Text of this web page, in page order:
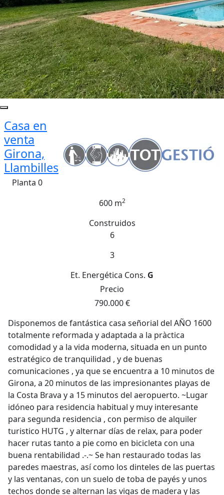
Casa en
venta
Girona,
Llambilles
Planta 0
600 m2
Construidos
6
3
Et. Energética Cons. G
Precio
790.000 €
Disponemos de fantástica casa señorial del AÑO 1600
totalmente reformada y adaptada a la pràctica
comodidad y a la vida moderna, situada en un punto
estratégico de tranquilidad , y de buenas
comunicaciones , ya que se encuentra a 10 minutos de
Girona, a 20 minutos de las impresionantes playas de
la Costa Brava y a 15 minutos del aeropuerto. ~Lugar
idóneo para residencia habitual y muy interesante
para segunda residencia , con permiso de alquiler
turistico HUTG , y alternar días de relax, para poder
hacer rutas tanto a pie como en bicicleta con una
buena rentabilidad .-.~ Se han restaurado todas las
paredes maestras, así como los dinteles de las puertas
y las ventanas, con un suelo de toba de payés y unos
techos donde se alternan las vigas de madera y las